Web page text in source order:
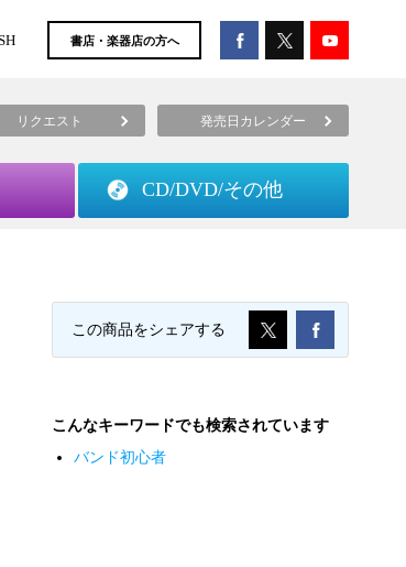
書店・楽器店の方へ
リクエスト 発売日カレンダー
CD/DVD/その他
この商品をシェアする
こんなキーワードでも検索されています
バンド初心者